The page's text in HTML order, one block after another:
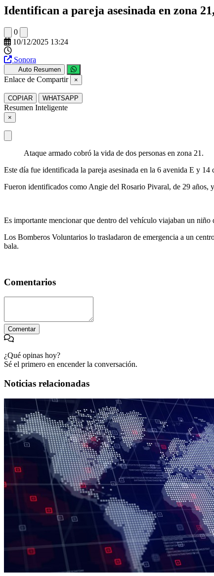
Identifican a pareja asesinada en zona
0
10/12/2025 13:24
Sonora
Auto Resumen
Enlace de Compartir ×
COPIAR WHATSAPP
Resumen Inteligente
×
Ataque armado cobró la vida de dos personas en zona 21.
Este día fue identificada la pareja asesinada en la 6 avenida E y
Fueron identificados como Angie del Rosario Pivaral, de 29 años,
Es importante mencionar que dentro del vehículo viajaban un niño
Los Bomberos Voluntarios lo trasladaron de emergencia a un
bala.
Comentarios
Comentar
¿Qué opinas hoy?
Sé el primero en encender la conversación.
Noticias relacionadas